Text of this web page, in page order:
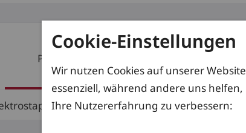
Produkte
E14 – E20
Cookie-Einstellungen
Wir nutzen Cookies auf unserer
essenziell, während andere uns
Ihre Nutzererfahrung zu verbessern: